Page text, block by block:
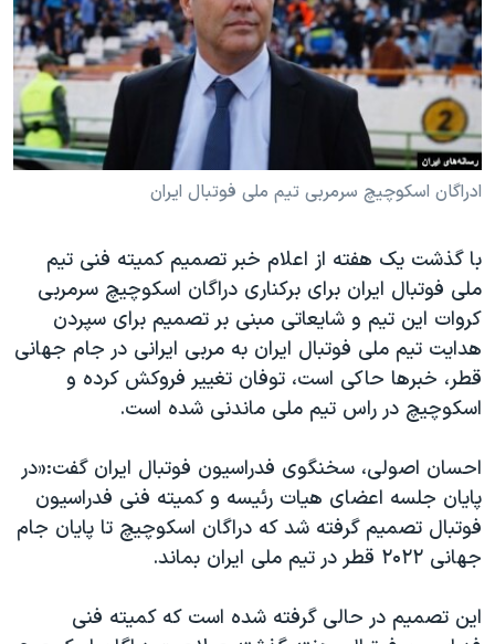
فرهنگ و زندگی
حقوق شهروندی
اقتصادی
علم و فناوری
آرشیو پخش زنده
مستندها
انتخابات ریاست جمهوری آمریکا ۲۰۲۴
حمله جمهوری اسلامی به اسرائیل
رمز مهسا
مجموعه مستندهای دادخواهی
تریبونال مردمی آبان ۹۸
دادگاه حمید نوری
چهل سال گروگان‌گیری
قانون شفافیت دارائی کادر رهبری ایران
اعتراضات مردمی آبان ۹۸
اسرائیل در جنگ
نرگس محمدی برنده جایزه نوبل صلح
صفحه‌های ویژه
دنبال کنید
زبانهای مختلف
ادراگان اسکوچیچ سرمربی تیم ملی فوتبال ایران
با گذشت یک هفته از اعلام خبر تصمیم کمیته فنی تیم
ملی فوتبال ایران برای برکناری دراگان اسکوچیچ سرمربی
کروات این تیم و شایعاتی مبنی بر تصمیم برای سپردن
هدایت تیم ملی فوتبال ایران به مربی ایرانی در جام جهانی
قطر، خبرها حاکی است، توفان تغییر فروکش کرده و
اسکوچیچ در راس تیم ملی ماندنی شده‌ است.
احسان اصولی، سخنگوی فدراسیون فوتبال ایران گفت:«در
پایان جلسه اعضای هیات رئیسه و کمیته فنی فدراسیون
فوتبال تصمیم گرفته شد که دراگان اسکوچیچ تا پایان جام
جهانی ۲۰۲۲ قطر در تیم ملی ایران بماند.
این تصمیم در حالی گرفته شده است که کمیته فنی